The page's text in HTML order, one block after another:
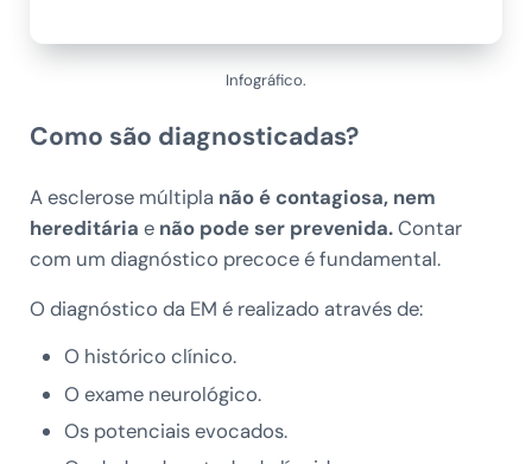
Infográfico.
Como são diagnosticadas?
A esclerose múltipla não é contagiosa, nem
hereditária enão pode ser prevenida.Contar
com um diagnóstico precoce é fundamental.
O diagnóstico da EM é realizado através de:
O histórico clínico.
O exame neurológico.
Os potenciais evocados.